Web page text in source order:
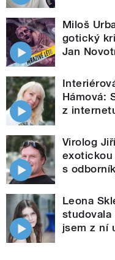
Miloš
gotický
Jan
Hámová:
z
Virolog
s
Leona
studovala
jsem z ní